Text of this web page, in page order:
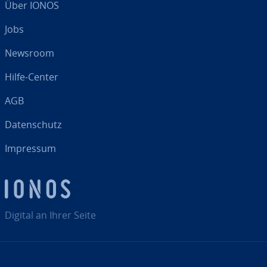
Digital an Ihrer Seite
Über IONOS
Jobs
Newsroom
Hilfe-Center
AGB
Da­ten­schutz
Impressum